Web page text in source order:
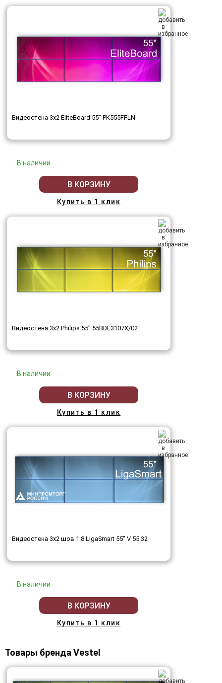
Видеостена 3x2 EliteBoard 55" PK555FFLN
В наличии
В КОРЗИНУ
Купить в 1 клик
Видеостена 3x2 Philips 55" 55BDL3107X/02
В наличии
В КОРЗИНУ
Купить в 1 клик
Видеостена 3x2 шов 1.8 LigaSmart 55" V 55.32
В наличии
В КОРЗИНУ
Купить в 1 клик
Товары бренда Vestel